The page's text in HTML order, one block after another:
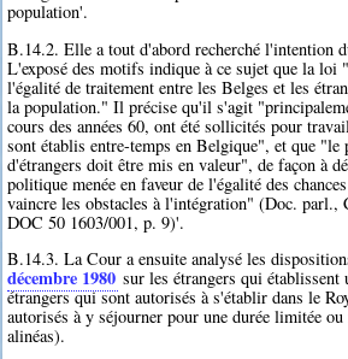
population'.
B.14.2. Elle a tout d'abord recherché l'intention
L'exposé des motifs indique à ce sujet que la loi
l'égalité de traitement entre les Belges et les
la population." Il précise qu'il s'agit
cours des années 60, ont été sollicités pour
sont établis entre-temps en Belgique", et que "le
d'étrangers doit être mis en valeur", de façon à
politique menée en faveur de l'égalité des
vaincre les obstacles à l'intégration" (Doc. parl.,
DOC 50 1603/001, p. 9)'.
B.14.3. La Cour a ensuite analysé les
décembre 1980 sur les étrangers qui
étrangers qui sont autorisés à s'établir dans le
autorisés à y séjourner pour une durée limitée
alinéas).